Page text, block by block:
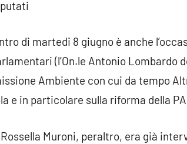
di martedi 8 giugno è anche
(l’On.le Antonio Lombardo
Ambiente con cui da tempo
e in particolare sulla riforma della
Rossella Muroni, peraltro, era già